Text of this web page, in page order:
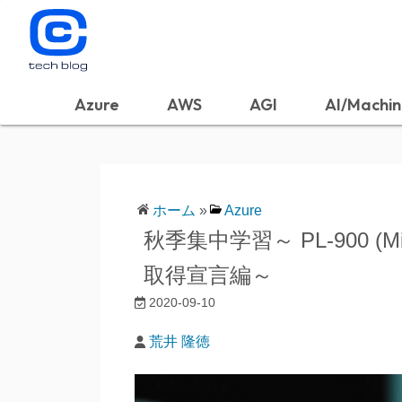
Azure AWS AGI AI/
ホーム » Azure
秋季集中学習～ PL-900
取得宣言編～
2020-09-10
荒井 隆徳